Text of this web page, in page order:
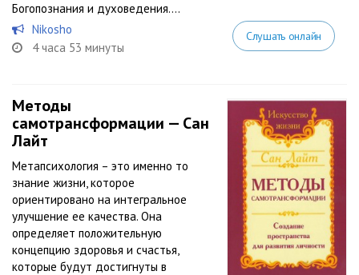
Богопознания и духоведения....
Nikosho
4 часа 53 минуты
Слушать онлайн
Методы
самотрансформации — Сан
Лайт
Метапсихология – это именно то
знание жизни, которое
ориентировано на интегральное
улучшение ее качества. Она
определяет положительную
концепцию здоровья и счастья,
которые будут достигнуты в